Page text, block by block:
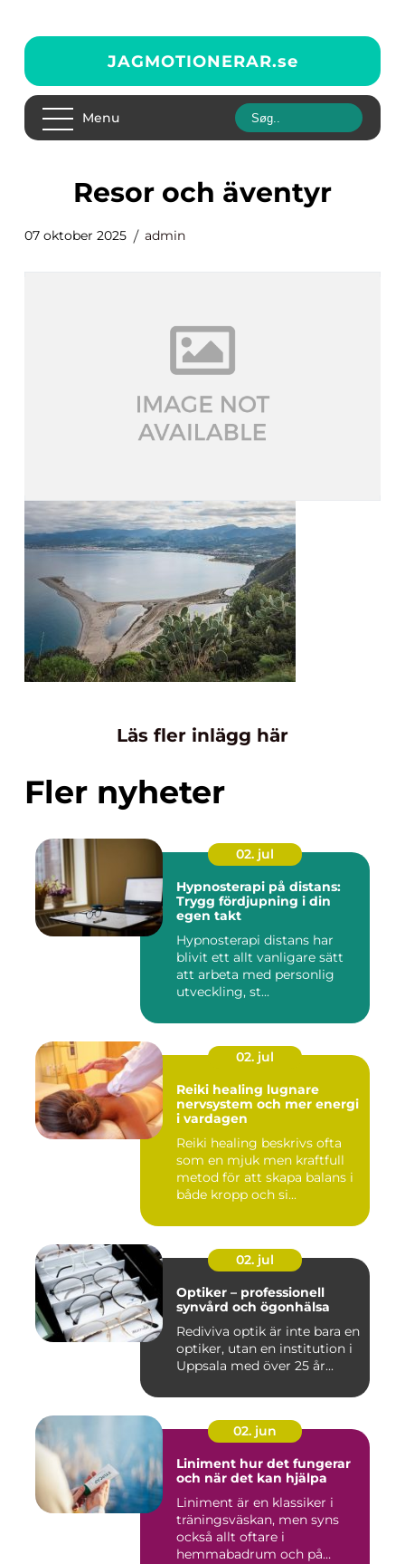
JAGMOTIONERAR.se
Menu
Resor och äventyr
07 oktober 2025 admin
Läs fler inlägg här
Fler nyheter
02. jul
Hypnosterapi på distans:
Trygg fördjupning i din
egen takt
Hypnosterapi distans har
blivit ett allt vanligare sätt
att arbeta med personlig
utveckling, st...
02. jul
Reiki healing lugnare
nervsystem och mer energi
i vardagen
Reiki healing beskrivs ofta
som en mjuk men kraftfull
metod för att skapa balans i
både kropp och si...
02. jul
Optiker – professionell
synvård och ögonhälsa
Rediviva optik är inte bara en
optiker, utan en institution i
Uppsala med över 25 år...
02. jun
Liniment hur det fungerar
och när det kan hjälpa
Liniment är en klassiker i
träningsväskan, men syns
också allt oftare i
hemmabadrum och på